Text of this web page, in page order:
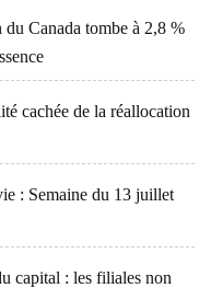
Canada tombe à 2,8 %
cachée de la réallocation
: Semaine du 13 juillet
capital : les filiales non